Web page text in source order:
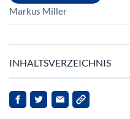
Markus Miller
INHALTSVERZEICHNIS
Über die Hälfte der
10.000 Euro investiert